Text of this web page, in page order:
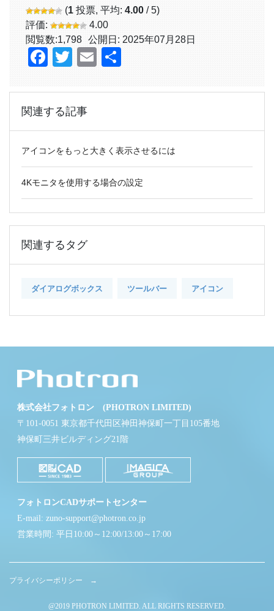
(1 投票, 平均: 4.00 / 5)
評価:
4.00
閲覧数:1,798 公開日: 2025年07月28日
Facebook
TwitterEmail
関連する記事
アイコンをもっと大きく表示させるには
4Kモニタを使用する場合の設定
関連するタグ
ダイアログボックス ツールバー アイコン
株式会社フォトロン (PHOTRON LIMITED)
〒101-0051 東京都千代田区神田神保町一丁目105番地
神保町三井ビルディング21階
フォトロンCADサポートセンター
E-mail: zuno-support@photron.co.jp
営業時間: 平日10:00～12:00/13:00～17:00
プライバシーポリシー →
@2019 PHOTRON LIMITED. ALL RIGHTS RESERVED.